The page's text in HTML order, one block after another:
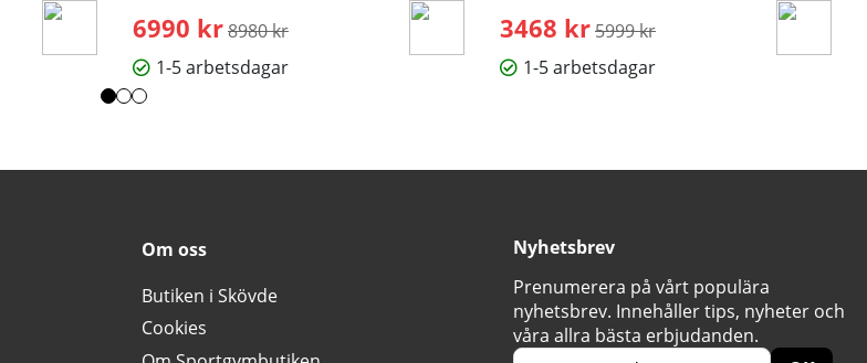
6990 kr Ordinarie pris:
8980 kr
1-5 arbetsdagar
3468 kr Ordinarie pris:
5999 kr
1-5 arbetsdagar
Om oss
Butiken i Skövde
Cookies
Nyhetsbrev
Prenumerera på vårt populära
nyhetsbrev. Innehåller tips, nyheter och
våra allra bästa erbjudanden.